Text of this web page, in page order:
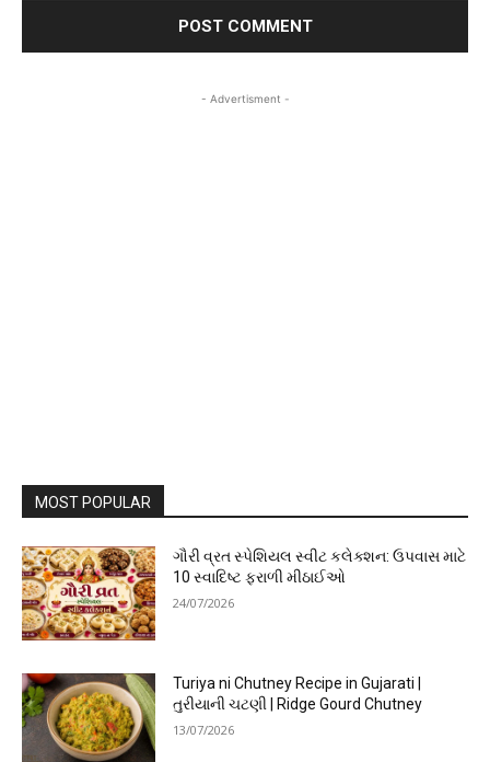
- Advertisment -
MOST POPULAR
ગૌરી વ્રત સ્પેશિયલ સ્વીટ કલેક્શન: ઉપવાસ માટે
10 સ્વાદિષ્ટ ફરાળી મીઠાઈઓ
24/07/2026
Turiya ni Chutney Recipe in Gujarati |
તુરીયાની ચટણી | Ridge Gourd Chutney
13/07/2026